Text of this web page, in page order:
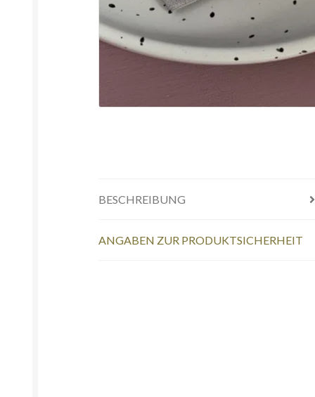
BESCHREIBUNG
ANGABEN ZUR PRODUKTSICHERHEIT